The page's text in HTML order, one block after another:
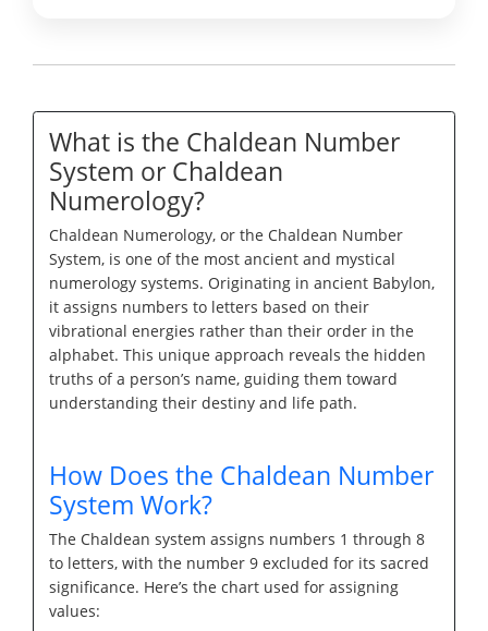
What is the Chaldean Number
System or Chaldean
Numerology?
Chaldean Numerology, or the Chaldean Number
System, is one of the most ancient and mystical
numerology systems. Originating in ancient Babylon,
it assigns numbers to letters based on their
vibrational energies rather than their order in the
alphabet. This unique approach reveals the hidden
truths of a person’s name, guiding them toward
understanding their destiny and life path.
How Does the Chaldean Number
System Work?
The Chaldean system assigns numbers 1 through 8
to letters, with the number 9 excluded for its sacred
significance. Here’s the chart used for assigning
values: